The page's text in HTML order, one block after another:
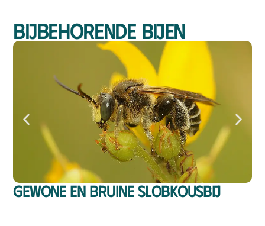
Bijbehorende bijen
Gewone en bruine slobkousbij